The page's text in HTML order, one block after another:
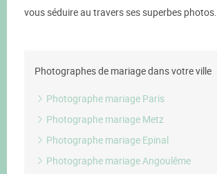
vous séduire au travers ses superbes photos.
Photographes de mariage dans votre ville
Photographe mariage Paris
Photographe mariage Metz
Photographe mariage Epinal
Photographe mariage Angoulême